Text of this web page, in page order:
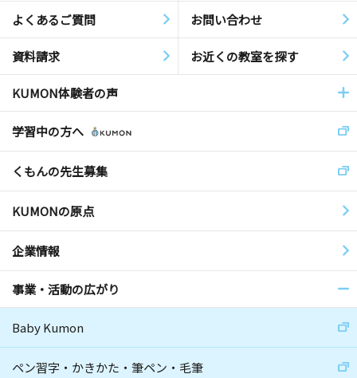
よくあるご質問 お問い合わせ
資料請求 お近くの教室を探す
KUMON体験者の声
学習中の方へ
くもんの先生募集
KUMONの原点
企業情報
事業・活動の広がり
Baby Kumon
ペン習字・かきかた・筆ペン・毛筆